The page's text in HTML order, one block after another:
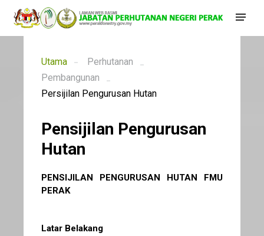
Utama
Perhutanan
Pembangunan
Persijilan Pengurusan Hutan
Pensijilan Pengurusan
Hutan
PENSIJILAN PENGURUSAN HUTAN FMU
PERAK
Latar Belakang